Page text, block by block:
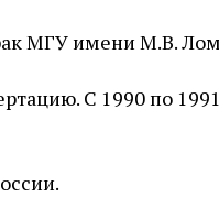
МГУ имени М.В.
С 1990 по